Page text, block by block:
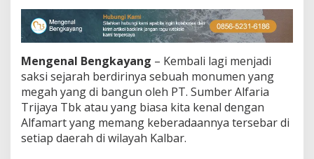
a
s
S
i
n
k
a
w
a
n
g
Mengenal Bengkayang – Kembali lagi menjadi
saksi sejarah berdirinya sebuah monumen yang
megah yang di bangun oleh PT. Sumber Alfaria
Trijaya Tbk atau yang biasa kita kenal dengan
Alfamart yang memang keberadaannya tersebar di
setiap daerah di wilayah Kalbar.